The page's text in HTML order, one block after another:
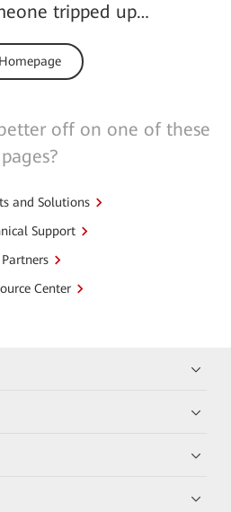
tripped up…
Homepage
off on one of these
pages?
and Solutions
Support
Partners
Center